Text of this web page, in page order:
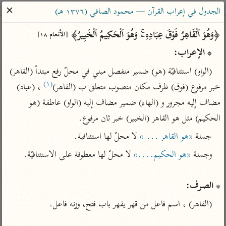
ساهم معنا في نشر القرآن والعلم الشرعي
الباحث القرآني
بحث تفسير
Type 2 or more characters for results.
Type 1 or more
characters for results.
تفسير الطبري
تفسير ابن كثير
تفسير القرطبي
تفسير البغوي
عامّة
فتح البيان للقنوجي
فتح القدير للشوكاني
موسوعات
المختصر في
أيسر التفاسير
الجدول في إعراب القرآن — محمود الصافي (١٣٧٦ هـ)
✕
﴿وَهُوَ ٱلۡقَاهِرُ فَوۡقَ عِبَادِهِۦۚ وَهُوَ ٱلۡحَكِیمُ ٱلۡخَبِیرُ﴾ [الأنعام ١٨]
* الإعراب:
خبر مرفوع (فوق) ظرف مكان منصوب متعلق ب (القاهر)(١)
مضاف إليه مجرور و (الهاء) ضمير مضاف إليه (الواو) عاطفة (هو
الحكيم) مثل هو القاهر (الخبير) خبر ثان مرفوع.
جملة «هو القاهر ... » لا محلّ لها استئنافية.
وجملة «هو الحكيم....»
* الصرف:
(القاهر) ، اسم فاعل من قهر يقهر باب فتح، وزنه فاعل.